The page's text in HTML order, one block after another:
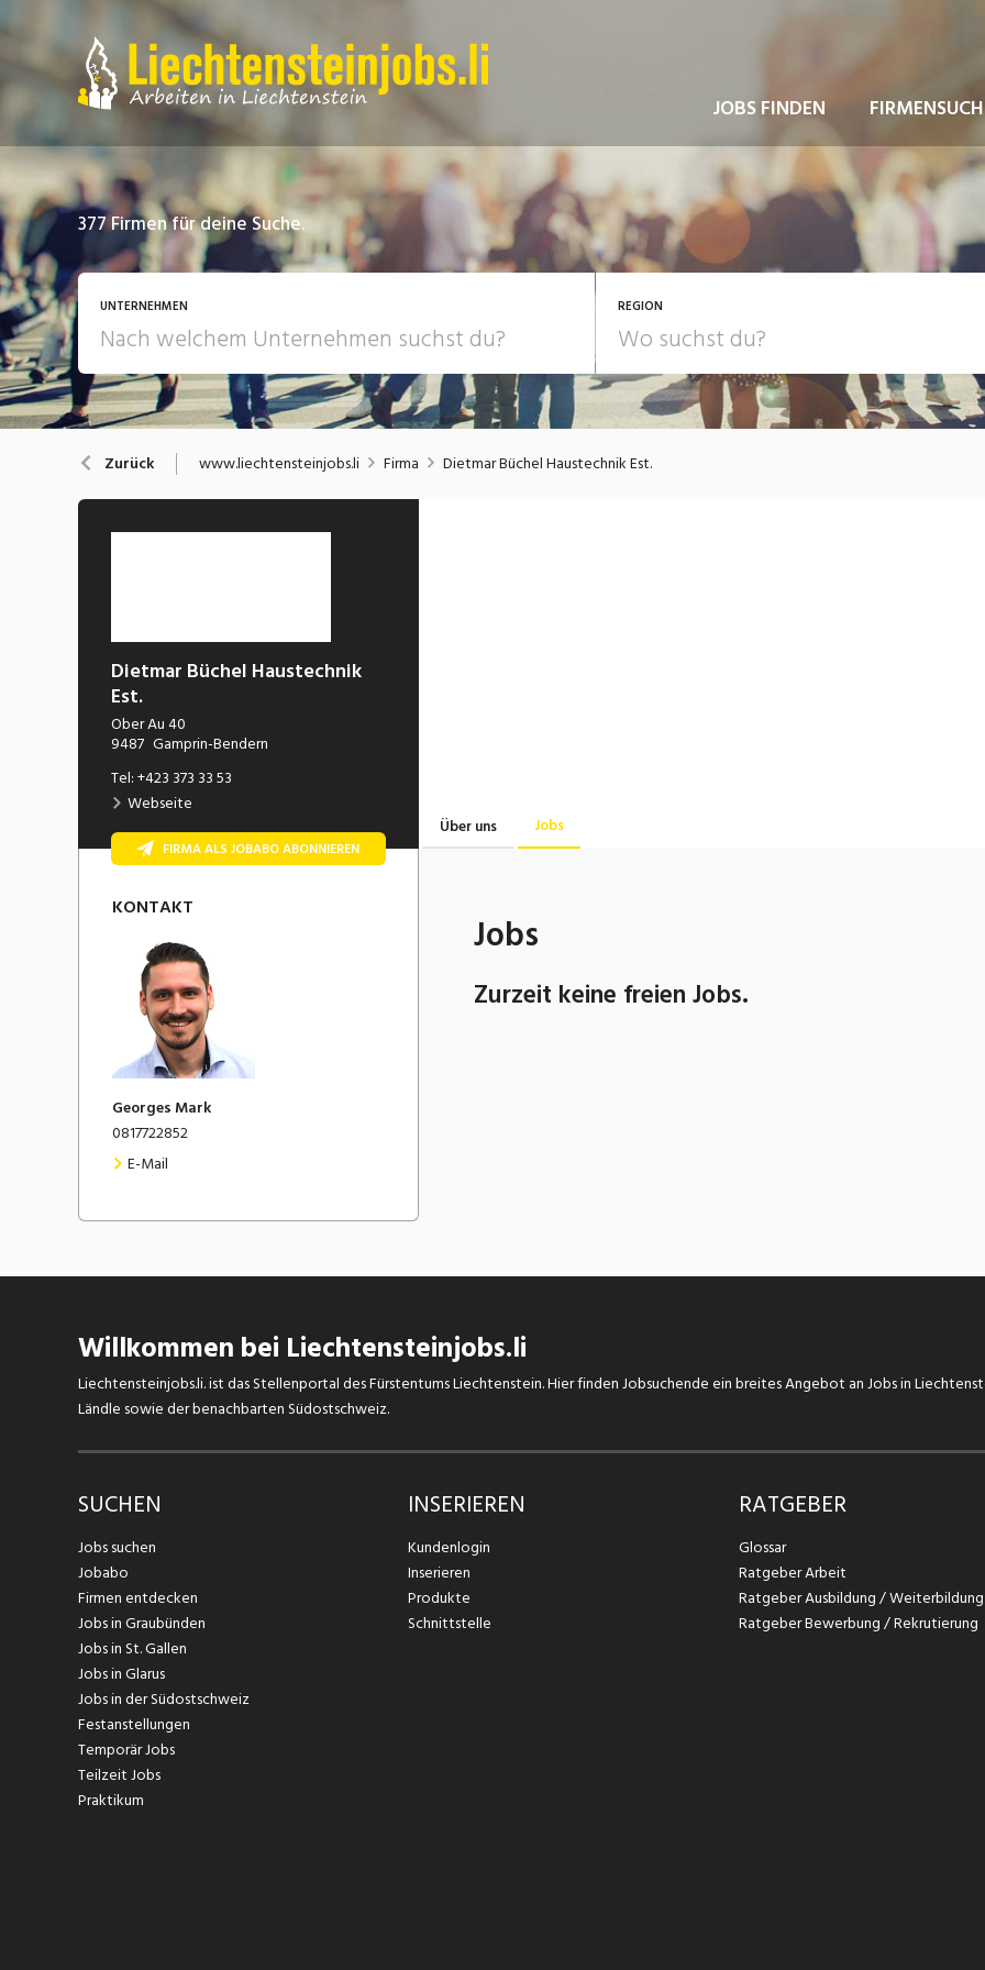
JOBS FINDEN
377Firmen für deine Suche.
UNTERNEHMEN REGION
Zurück www.liechtensteinjobs.li Firma Dietmar Büchel Haustechnik Est.
Dietmar Büchel Haustechnik
Est.
Ober Au 40
9487 Gamprin-Bendern
Tel:+423 373 33 53
Webseite
FIRMA ALS JOBABO ABONNIEREN
Über uns Jobs
KONTAKT
Georges Mark
0817722852
E-Mail
Jobs
Zurzeit keine freien Jobs.
Willkommen bei Liechtensteinjobs.li
Liechtensteinjobs.li. ist das Stellenportal des Fürstentums Liechtenstein. Hier finden Jobsuchende ein breites Angebot an Jobs in
Ländle sowie der benachbarten Südostschweiz.
SUCHEN
Jobs suchen
Jobabo
Firmen entdecken
Jobs in Graubünden
Jobs in St. Gallen
Jobs in Glarus
Jobs in der Südostschweiz
Festanstellungen
Temporär Jobs
Teilzeit Jobs
Praktikum
INSERIEREN
Kundenlogin
Inserieren
Produkte
Schnittstelle
RATGEBER
Glossar
Ratgeber Arbeit
Ratgeber Ausbildung / Weiterbildung
Ratgeber Bewerbung / Rekrutierung